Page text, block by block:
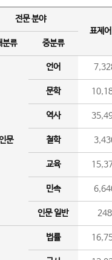
전문 분야
표제
분류
중분류
문
언어
문학
역사
철학
교육
민속
인문 일반 248
법률